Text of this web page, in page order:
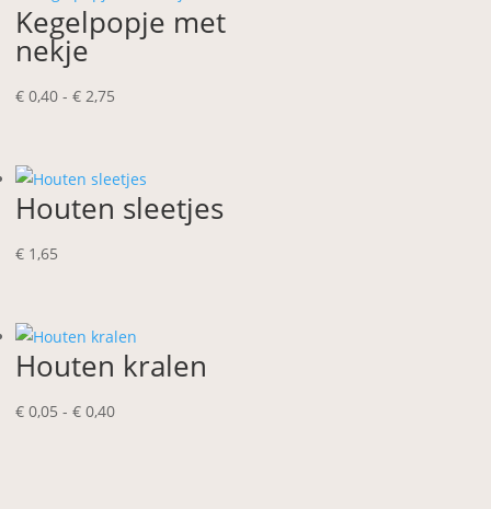
Kegelpopje met
nekje
€ 0,40 - € 2,75
€ 2,75
Houten sleetjes
€ 1,65
Houten kralen
€ 0,05 - € 0,40Prijsklasse: